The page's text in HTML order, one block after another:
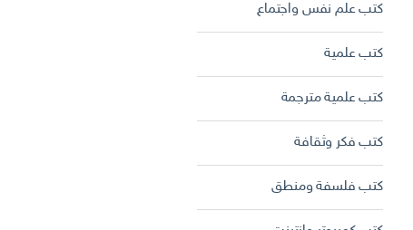
كتب علم نفس واجتماع
كتب علمية
كتب علمية مترجمة
كتب فكر وثقافة
كتب فلسفة ومنطق